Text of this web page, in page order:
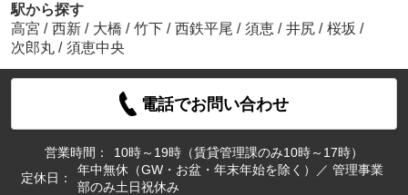
駅から探す
高宮 / 西新 / 大橋 / 竹下 / 西鉄平尾 / 須恵 / 井尻 / 桜坂 /
次郎丸 / 須恵中央
電話でお問い合わせ
営業時間：
10時～19時（賃貸管理課のみ10時～17時）
定休日：
年中無休（GW・お盆・年末年始を除く）／ 管理事業
部のみ土日祝休み